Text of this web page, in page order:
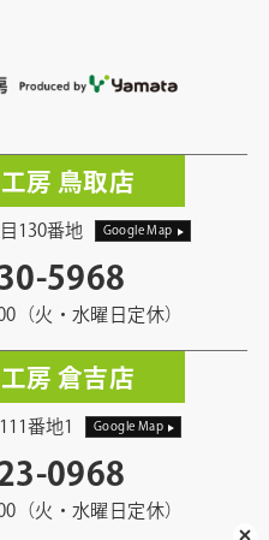
房 鳥取店
130番地 Google Map
5968
（火・水曜日定休）
房 倉吉店
番地1 Google Map
0968
（火・水曜日定休）